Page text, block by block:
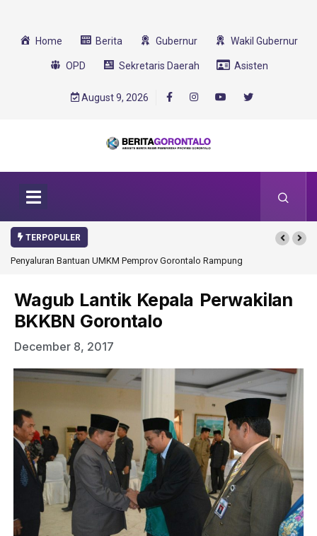
Home Berita Gubernur Wakil Gubernur
OPD Sekretaris Daerah Asisten
August 9, 2026
TERPOPULER
Penyaluran Bantuan UMKM Pemprov Gorontalo Rampung
Wagub Lantik Kepala Perwakilan
BKKBN Gorontalo
December 8, 2017